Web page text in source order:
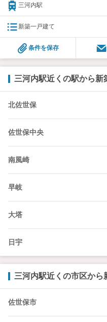
三河内駅
新築一戸建て
条件を保存
三河内駅近くの駅から新
北佐世保
佐世保中央
南風崎
早岐
大塔
日宇
三河内駅近くの市区から
佐世保市